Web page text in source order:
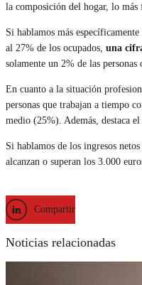
la composición del hogar, lo más
Si hablamos más
al 27% de los ocupados, una
solamente un 2% de las personas
En cuanto a la situación
personas que trabajan a tiempo
medio (25%). Además, destaca el
Si hablamos de los ingresos
alcanzan o superan los 3.000
Compartir
Noticias relacionadas